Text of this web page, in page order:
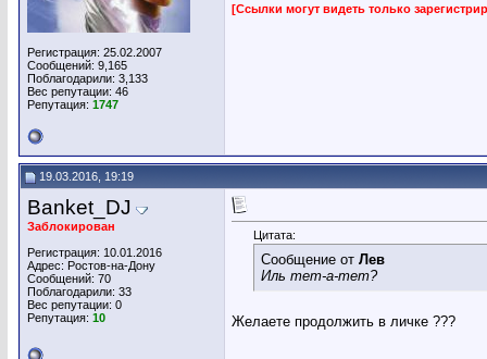
Регистрация: 25.02.2007
Сообщений: 9,165
Поблагодарили: 3,133
Вес репутации: 46
Репутация: 1747
[Ссылки могут видеть только
19.03.2016, 19:19
Banket_DJ
Заблокирован
Регистрация: 10.01.2016
Адрес: Ростов-на-Дону
Сообщений: 70
Поблагодарили: 33
Вес репутации: 0
Репутация: 10
Цитата:
Сообщение от Лев
Иль тет-а-тет?
Желаете продолжить в личке ???